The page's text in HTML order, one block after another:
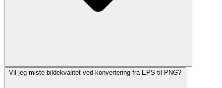
Vil jeg miste bildekvalitet ved konvertering fra EPS til PNG?